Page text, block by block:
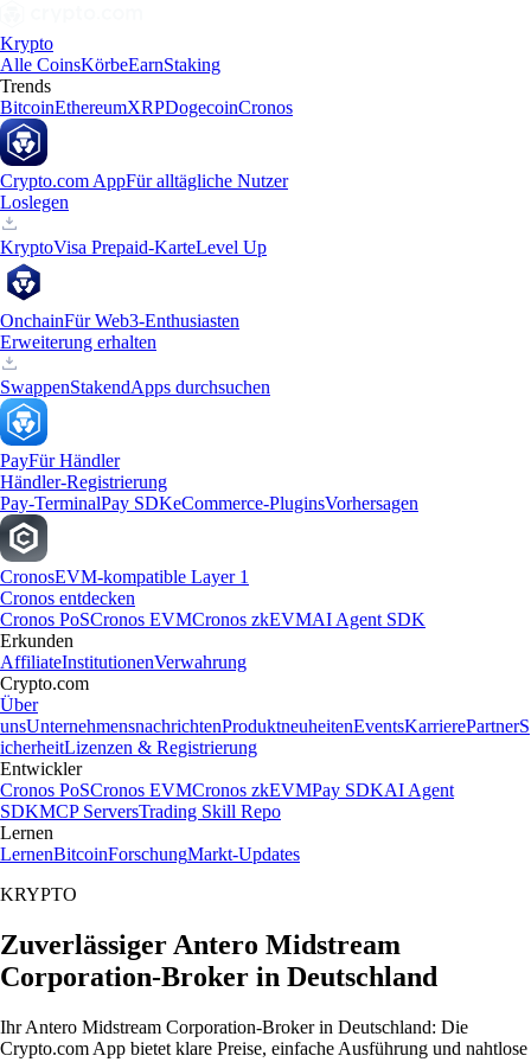
Krypto
Alle CoinsKörbeEarnStaking
Trends
BitcoinEthereumXRPDogecoinCronos
Crypto.com AppFür alltägliche Nutzer
Loslegen
KryptoVisa Prepaid-KarteLevel Up
OnchainFür Web3-Enthusiasten
Erweiterung erhalten
SwappenStakendApps durchsuchen
PayFür Händler
Händler-Registrierung
Pay-TerminalPay SDKeCommerce-PluginsVorhersagen
CronosEVM-kompatible Layer 1
Cronos entdecken
Cronos PoSCronos EVMCronos zkEVMAI Agent SDK
Erkunden
AffiliateInstitutionenVerwahrung
Crypto.com
Über
unsUnternehmensnachrichtenProduktneuheitenEventsKarrierePartnerS
icherheitLizenzen & Registrierung
Entwickler
Cronos PoSCronos EVMCronos zkEVMPay SDKAI Agent
SDKMCP ServersTrading Skill Repo
Lernen
LernenBitcoinForschungMarkt-Updates
KRYPTO
Zuverlässiger Antero Midstream
Corporation-Broker in Deutschland
Ihr Antero Midstream Corporation-Broker in Deutschland: Die
Crypto.com App bietet klare Preise, einfache Ausführung und nahtlose